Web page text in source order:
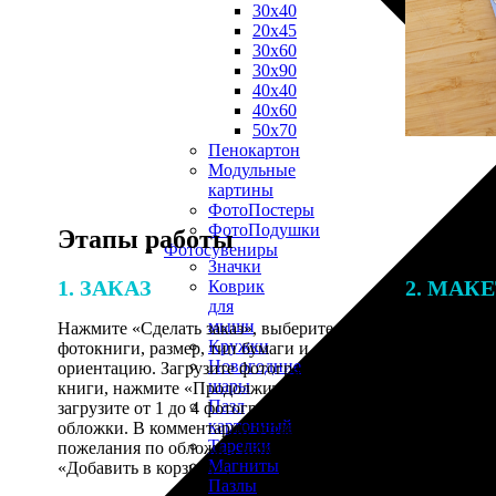
30х40
20х45
30х60
30х90
40х40
40х60
50х70
Пенокартон
Модульные
картины
ФотоПостеры
ФотоПодушки
Фотоcувениры
Значки
Коврик
для
мыши
Кружки
Новогодние
шары
Пазл
картонный
Тарелки
Магниты
Пазлы
Этапы работы
1. ЗАКАЗ
Нажмите «Сделать заказ», выберите тип
фотокниги, размер, тип бумаги и
ориентацию. Загрузите фотографии для
книги, нажмите «Продолжить» и
загрузите от 1 до 4 фотографий для
обложки. В комментарии оставьте свои
пожелания по обложке, нажмите
«Добавить в корзину».
2.